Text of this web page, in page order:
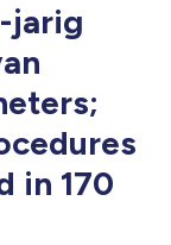
jarig
in 170